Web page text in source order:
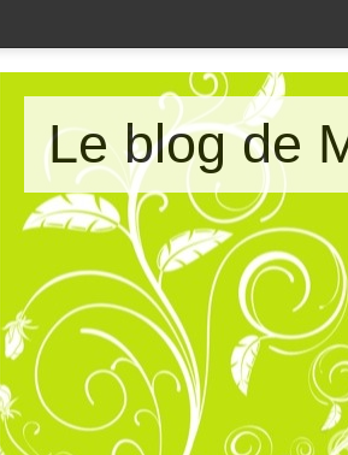
Le blog de